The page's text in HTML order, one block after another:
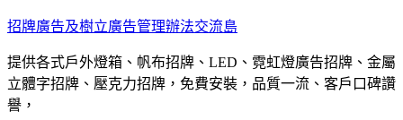
跳
主
要
內
招牌廣告及樹立廣告管理辦法交流島
提供各式戶外燈箱、帆布招牌、LED、霓虹燈廣告招牌、金屬
立體字招牌、壓克力招牌，免費安裝，品質一流、客戶口碑讚
譽，